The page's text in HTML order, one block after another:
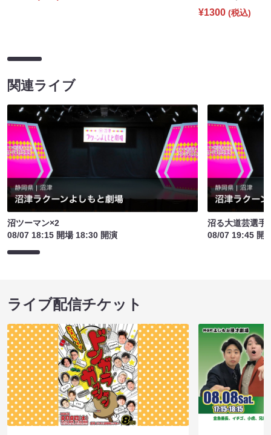
¥1300 (税込)
関連ライブ
沼ツーマン×2
08/07 18:15 開場 18:30 開演
沼る大道芸選手
08/07 19:45 開
ライブ配信チケット